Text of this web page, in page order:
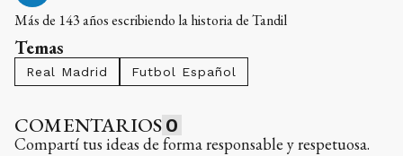
Más de 143 años escribiendo la historia de Tandil
Temas
Real Madrid Futbol Español
COMENTARIOS 0
Compartí tus ideas de forma responsable y respetuosa.